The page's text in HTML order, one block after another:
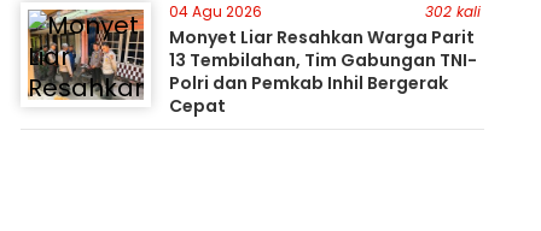
04 Agu 2026 302 kali
Monyet Liar Resahkan Warga Parit
13 Tembilahan, Tim Gabungan TNI-
Polri dan Pemkab Inhil Bergerak
Cepat